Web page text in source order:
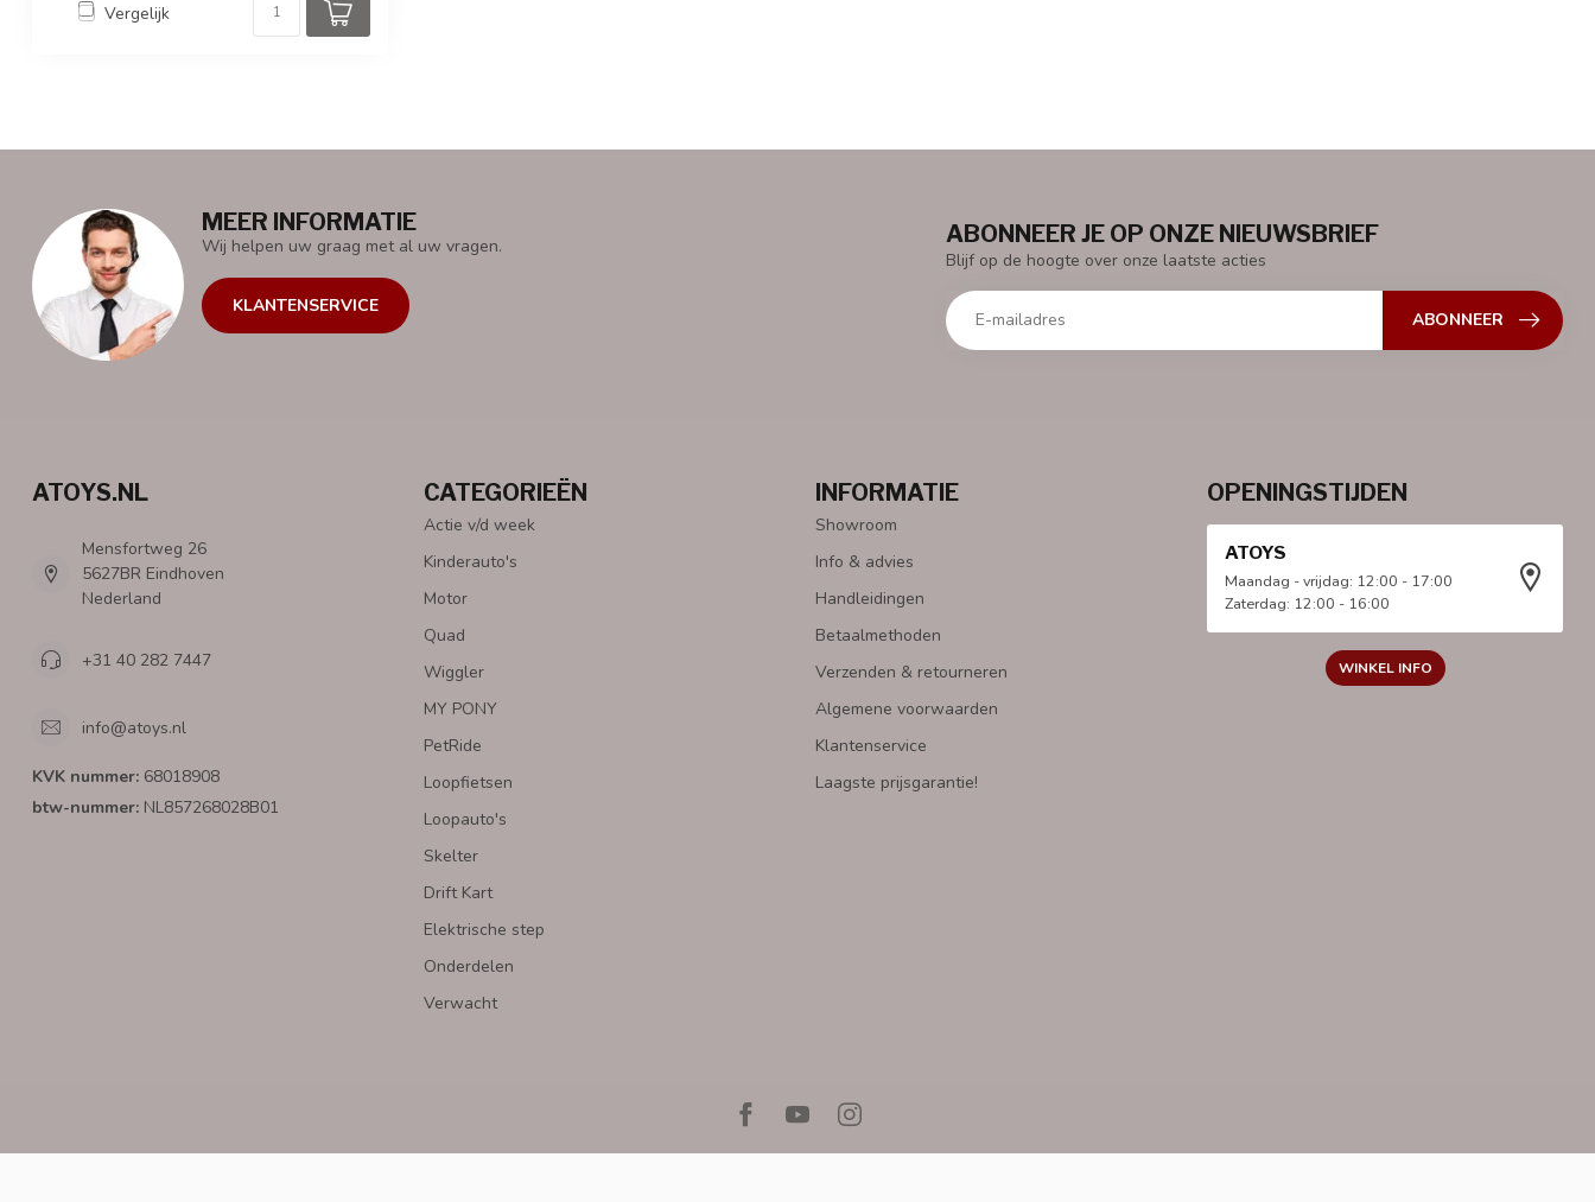
Vergelijk
MEER INFORMATIE
Wij helpen uw graag met al uw vragen.
KLANTENSERVICE
ABONNEER JE OP ONZE NIEUWSBRIEF
Blijf op de hoogte over onze laatste acties
ABONNEER
ATOYS.NL
Mensfortweg 26
5627BR Eindhoven
Nederland
+31 40 282 7447
info@atoys.nl
KVK nummer: 68018908
btw-nummer: NL857268028B01
CATEGORIEËN
Actie v/d week
Kinderauto's
Motor
Quad
Wiggler
MY PONY
PetRide
Loopfietsen
Loopauto's
Skelter
Drift Kart
Elektrische step
Onderdelen
Verwacht
INFORMATIE
Showroom
Info & advies
Handleidingen
Betaalmethoden
Verzenden & retourneren
Algemene voorwaarden
Klantenservice
Laagste prijsgarantie!
OPENINGSTIJDEN
ATOYS
Maandag - vrijdag: 12:00 - 17:00
Zaterdag: 12:00 - 16:00
WINKEL INFO